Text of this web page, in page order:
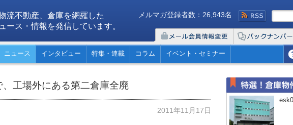
流不動産、倉庫を網羅した
ース・情報を発信しています。
メルマガ登録者数：26,943名
ニュース インタビュー 特集・連載 コラム イベント・セミナー
工場外にある第二倉庫全廃
2011年11月17日